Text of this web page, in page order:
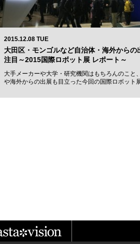
2015.12.08 TUE
大田区・モンゴルなど自治体・海外からの
注目～2015国際ロボット展 レポート～
大手メーカーや大学・研究機関はもちろんのこと
や海外からの出展も目立った今回の国際ロボット